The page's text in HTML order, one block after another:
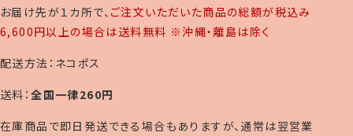
お届け先が１カ所で、ご注文いただいた商品の総額が税込み
6,600円以上の場合は送料無料 ※沖縄・離島は除く
配送方法：ネコポス
送料：全国一律260円
在庫商品で即日発送できる場合もありますが、通常は翌営業